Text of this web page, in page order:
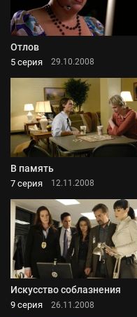
Отлов
5 серия 29.10.2008
В память
7 серия 12.11.2008
Искусство соблазнения
9 серия 26.11.2008